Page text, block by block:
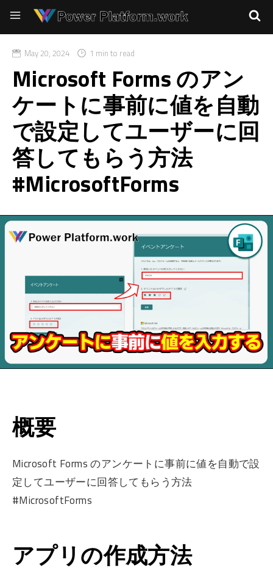
May 20, 2024 1 min to read
Microsoft Forms のアン
ケートに事前に値を自動
で設定してユーザーに回
答してもらう方法
#MicrosoftForms
概要
Microsoft Forms のアンケートに事前に値を自動で設
定してユーザーに回答してもらう方法
#MicrosoftForms
アプリの作成方法